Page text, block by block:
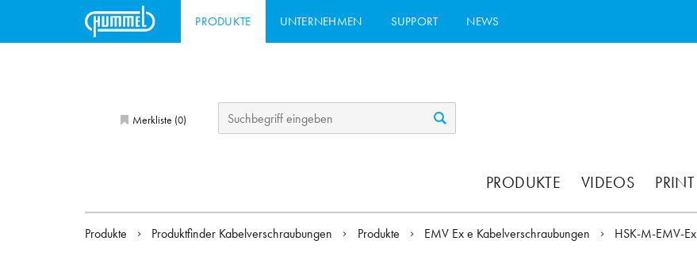
PRODUKTE UNTERNEHMEN SUPPORT NEWS
Merkliste (0)
PRODUKTE VIDEOS PRINT
Produkte Produktfinder Kabelverschraubungen Produkte EMV Ex e Kabelverschraubungen HSK-M-EMV-Ex